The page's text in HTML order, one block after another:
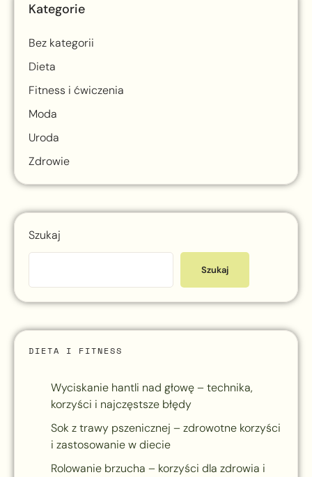
Kategorie
Bez kategorii
Dieta
Fitness i ćwiczenia
Moda
Uroda
Zdrowie
Szukaj
Szukaj
DIETA I FITNESS
Wyciskanie hantli nad głowę – technika,
korzyści i najczęstsze błędy
Sok z trawy pszenicznej – zdrowotne korzyści
i zastosowanie w diecie
Rolowanie brzucha – korzyści dla zdrowia i